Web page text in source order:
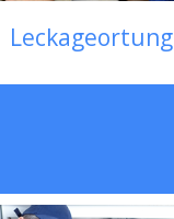
Leckageortung